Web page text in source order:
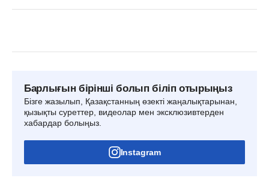
Барлығын бірінші болып біліп отырыңыз
Бізге жазылып, Қазақстанның өзекті жаңалықтарынан,
қызықты суреттер, видеолар мен эксклюзивтерден
хабардар болыңыз.
Instagram